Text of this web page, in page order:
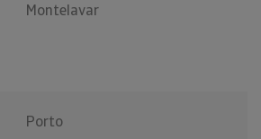
Montelavar
Porto